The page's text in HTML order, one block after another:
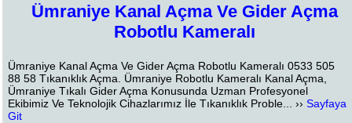
Ümraniye Kanal Açma Ve Gider Açma
Robotlu Kameralı
Ümraniye Kanal Açma Ve Gider Açma Robotlu Kameralı 0533 505
88 58 Tıkanıklık Açma. Ümraniye Robotlu Kameralı Kanal Açma,
Ümraniye Tıkalı Gider Açma Konusunda Uzman Profesyonel
Ekibimiz Ve Teknolojik Cihazlarımız İle Tıkanıklık Proble... ››Sayfaya
Git